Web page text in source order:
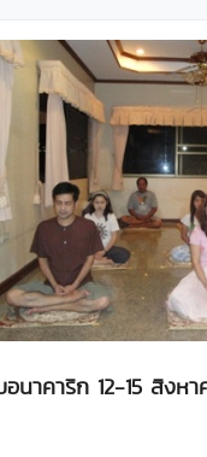
นาคาริก 12-15 สิงห